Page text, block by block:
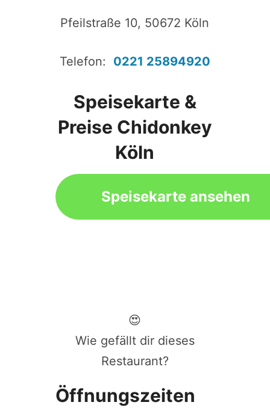
Pfeilstraße 10, 50672 Köln
Telefon: 0221 25894920
Speisekarte &
Preise Chidonkey
Köln
Speisekarte ansehen
😍
Wie gefällt dir dieses
Restaurant?
Öffnungszeiten